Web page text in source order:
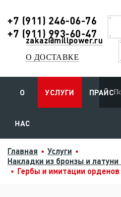
+7 (911) 246-06-76
+7 (911) 993-60-47
zakaz@millpower.ru
О ДОСТАВКЕ
О
НАС
УСЛУГИ ПРАЙС
Главная
Услуги
Накладки из бронзы и
Гербы и имитации